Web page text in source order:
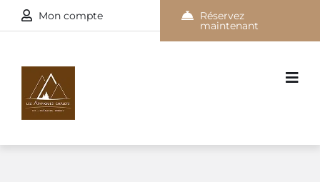
Mon compte Réservez
maintenant